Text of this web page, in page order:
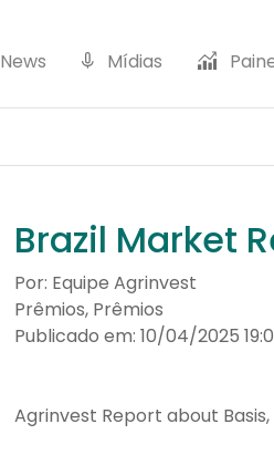
News Mídias
Brazil Market
Por: Equipe Agrinvest
Prêmios, Prêmios
Publicado em: 10/04/2025
Agrinvest Report about